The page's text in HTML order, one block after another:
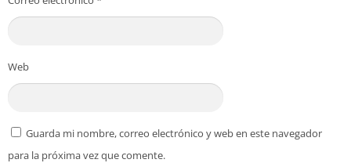
Web
Guarda mi nombre, correo electrónico y web en este navegador
para la próxima vez que comente.